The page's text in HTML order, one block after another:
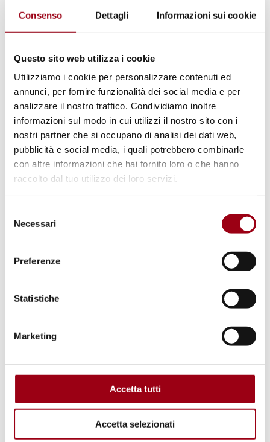
Consenso Dettagli Informazioni sui cookie
Questo sito web utilizza i cookie
Utilizziamo i cookie per personalizzare contenuti ed
annunci, per fornire funzionalità dei social media e per
analizzare il nostro traffico. Condividiamo inoltre
informazioni sul modo in cui utilizzi il nostro sito con i
nostri partner che si occupano di analisi dei dati web,
pubblicità e social media, i quali potrebbero combinarle
con altre informazioni che hai fornito loro o che hanno
raccolto dal tuo utilizzo dei loro servizi.
delNecessari
Preferenze
Statistiche
Marketing
Accetta tutti
Accetta selezionati
I seminari, rivolti aidottorandi dell'Università
di Padova
, sono aperti alla
universitaria e cittadina
Per partecipare è richiesta l'iscrizione al
seguentemodulo
PROGRAMMA
Seminario: Per una rinnovata responsabilità
Sala Biblioteca, Centro studi e ricerca 'F.
, Dipartimento di Filosofia,
sociologia, pedagogia e psicologia applicata,
Unipd